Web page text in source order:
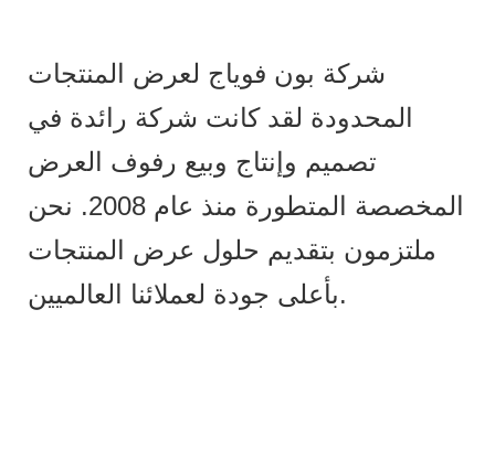
شركة بون فوياج لعرض المنتجات
المحدودة لقد كانت شركة رائدة في
تصميم وإنتاج وبيع رفوف العرض
المخصصة المتطورة منذ عام 2008. نحن
ملتزمون بتقديم حلول عرض المنتجات
بأعلى جودة لعملائنا العالميين.